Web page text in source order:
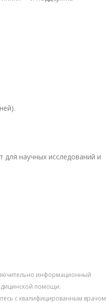
научных исследований и
информационный
помощи.
с квалифицированным врачом